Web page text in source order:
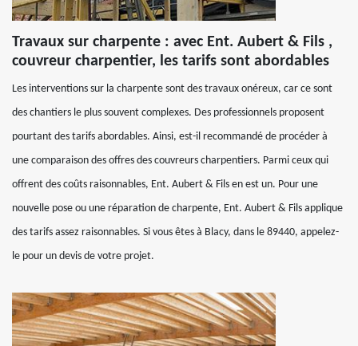
Travaux sur charpente : avec Ent. Aubert & Fils ,
couvreur charpentier, les tarifs sont abordables
Les interventions sur la charpente sont des travaux onéreux, car ce sont
des chantiers le plus souvent complexes. Des professionnels proposent
pourtant des tarifs abordables. Ainsi, est-il recommandé de procéder à
une comparaison des offres des couvreurs charpentiers. Parmi ceux qui
offrent des coûts raisonnables, Ent. Aubert & Fils en est un. Pour une
nouvelle pose ou une réparation de charpente, Ent. Aubert & Fils applique
des tarifs assez raisonnables. Si vous êtes à Blacy, dans le 89440, appelez-
le pour un devis de votre projet.